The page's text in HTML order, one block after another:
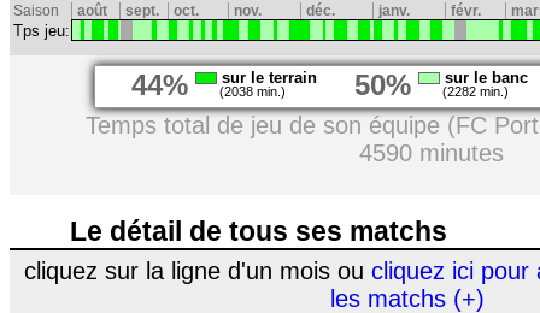
Saison août sept. oct. nov. déc. janv. févr.
Tps jeu:
44% sur le terrain
(2038 min.) 50% sur le banc
(2282 min.)
Temps total de jeu de son équipe (FC
4590 minutes
Le détail de tous ses matchs
cliquez sur la ligne d'un mois ou cliquez ici pour
les matchs (+)